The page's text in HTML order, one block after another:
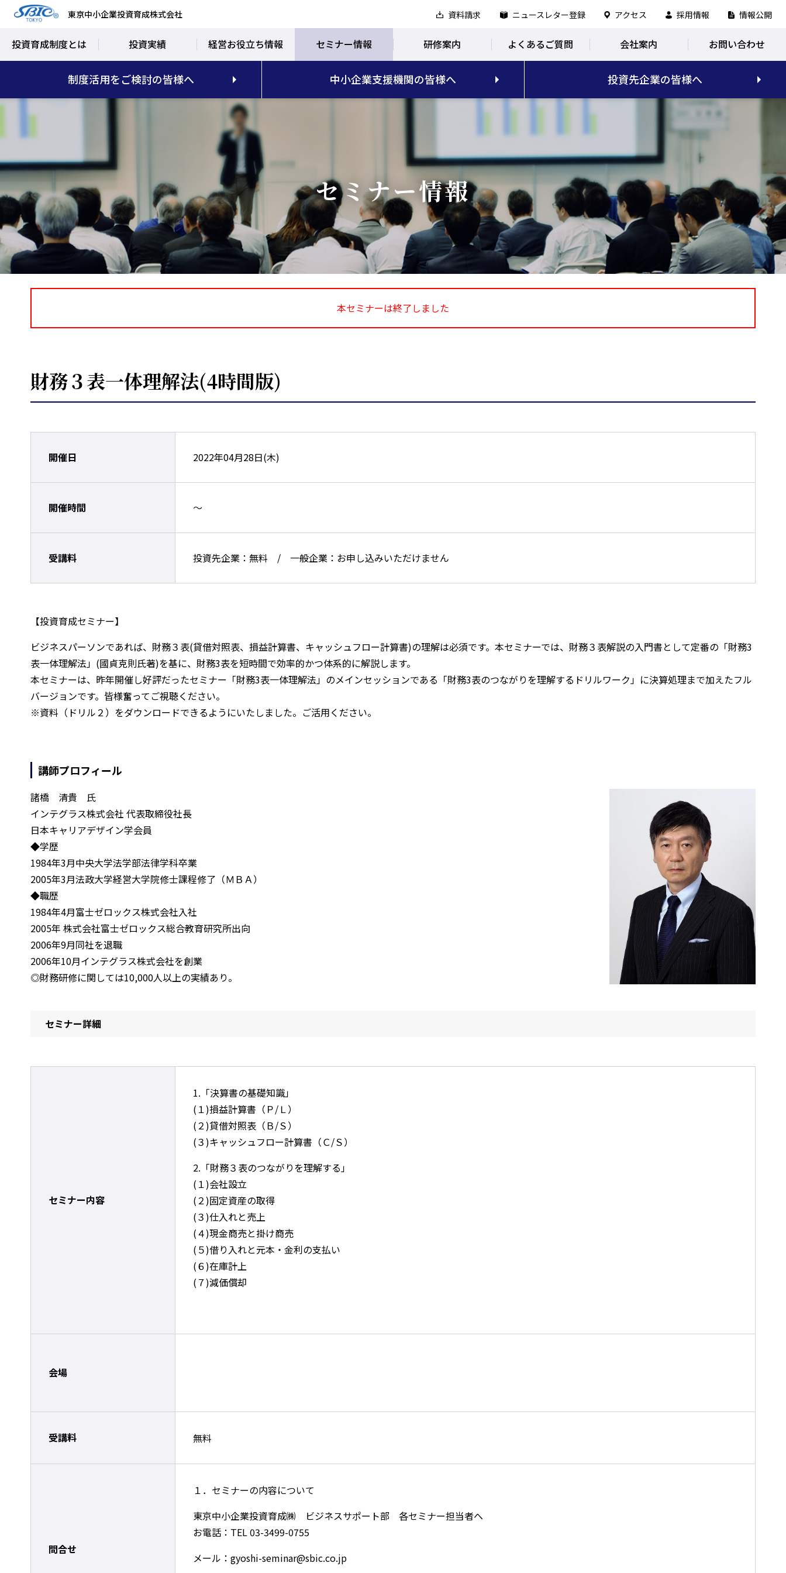
東京中小企業投資育成株式会社 資料請求 ニュースレター登録 アクセス 採用情報 情報公開
投資育成制度とは 投資実績 経営お役立ち情報 セミナー情報 研修案内 よくあるご質問 会社案内 お問い合わせ
制度活用をご検討の皆様へ 中小企業支援機関の皆様へ 投資先企業の皆様へ
セミナー情報
本セミナーは終了しました
財務３表一体理解法(4時間版)
開催日 2022年04月28日(木)
開催時間 ～
受講料 投資先企業：無料 / 一般企業：お申し込みいただけません
【投資育成セミナー】
ビジネスパーソンであれば、財務３表(貸借対照表、損益計算書、キャッシュフロー計算書)の理解は必須です。本セミナーでは、財務３表解説の入門書として定番の「財務3
表一体理解法」(國貞克則氏著)を基に、財務3表を短時間で効率的かつ体系的に解説します。
本セミナーは、昨年開催し好評だったセミナー「財務3表一体理解法」のメインセッションである「財務3表のつながりを理解するドリルワーク」に決算処理まで加えたフル
バージョンです。皆様奮ってご視聴ください。
※資料（ドリル２）をダウンロードできるようにいたしました。ご活用ください。
講師プロフィール
諸橋 清貴 氏
インテグラス株式会社 代表取締役社長
日本キャリアデザイン学会員
◆学歴
1984年3月中央大学法学部法律学科卒業
2005年3月法政大学経営大学院修士課程修了（ＭＢＡ）
◆職歴
1984年4月富士ゼロックス株式会社入社
2005年 株式会社富士ゼロックス総合教育研究所出向
2006年9月同社を退職
2006年10月インテグラス株式会社を創業
◎財務研修に関しては10,000人以上の実績あり。
セミナー詳細
セミナー内容
1.「決算書の基礎知識」
(１)損益計算書（Ｐ/Ｌ）
(２)貸借対照表（Ｂ/Ｓ）
(３)キャッシュフロー計算書（Ｃ/Ｓ）
2.「財務３表のつながりを理解する」
(１)会社設立
(２)固定資産の取得
(３)仕入れと売上
(４)現金商売と掛け商売
(５)借り入れと元本・金利の支払い
(６)在庫計上
(７)減価償却
会場
受講料 無料
問合せ
１．セミナーの内容について
東京中小企業投資育成㈱ ビジネスサポート部 各セミナー担当者へ
お電話：TEL 03-3499-0755
メール：gyoshi-seminar@sbic.co.jp